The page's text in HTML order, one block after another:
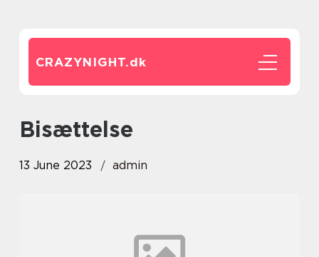
CRAZYNIGHT.dk
Bisættelse
13 June 2023 admin